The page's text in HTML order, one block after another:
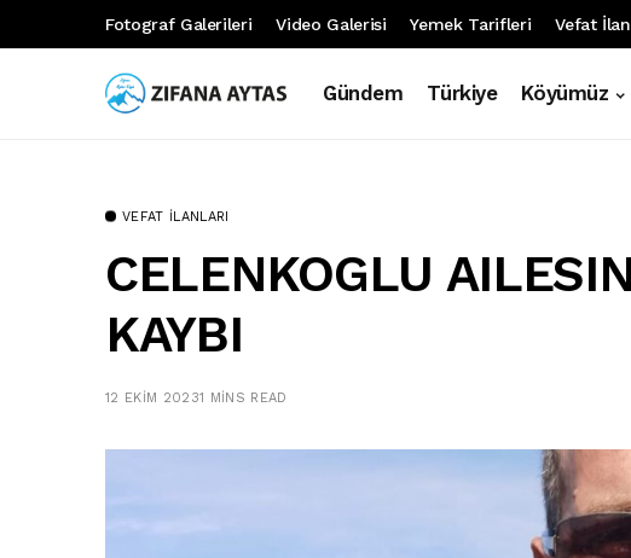
Fotograf Galerileri Video Galerisi Yemek Tarifleri Vefat
Gündem Türkiye Köyümüz
VEFAT İLANLARI
CELENKOGLU
KAYBI
12 EKIM 20231 MINS READ